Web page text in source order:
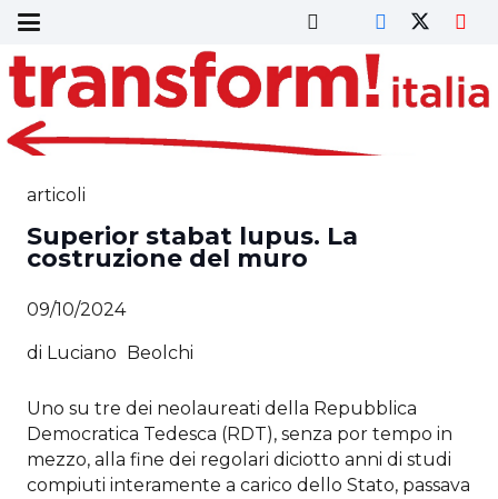
articoli
Superior stabat lupus. La
costruzione del muro
09/10/2024
di Luciano Beolchi
Uno su tre dei neolaureati della Repubblica
Democratica Tedesca (RDT), senza por tempo in
mezzo, alla fine dei regolari diciotto anni di studi
compiuti interamente a carico dello Stato, passava